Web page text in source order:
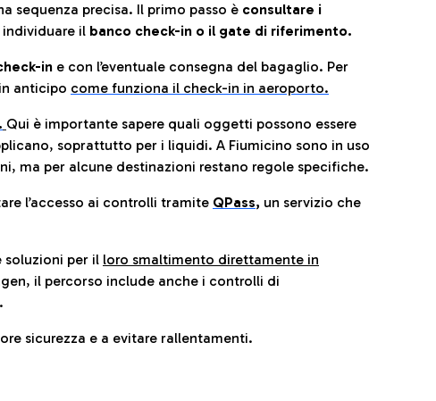
sequenza precisa. Il primo passo è consultare i
individuare il banco check-in o il gate di riferimento.
in e con l’eventuale consegna del bagaglio. Per
anticipo come funziona il check-in in aeroporto.
Qui è importante sapere quali oggetti possono essere
soprattutto per i liquidi. A Fiumicino sono in uso
ma per alcune destinazioni restano regole specifiche.
l’accesso ai controlli tramite QPass, un servizio che
soluzioni per il loro smaltimento direttamente in
il percorso include anche i controlli di
sicurezza e a evitare rallentamenti.